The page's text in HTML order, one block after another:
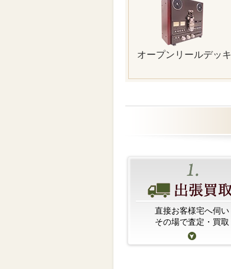
オープンリールデッキ
直接お客様宅へ伺い
その場で査定・買取